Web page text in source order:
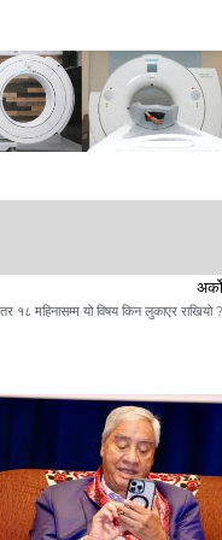
अर्को
१८ महिनासम्म यो विषय किन लुकाएर राखियो